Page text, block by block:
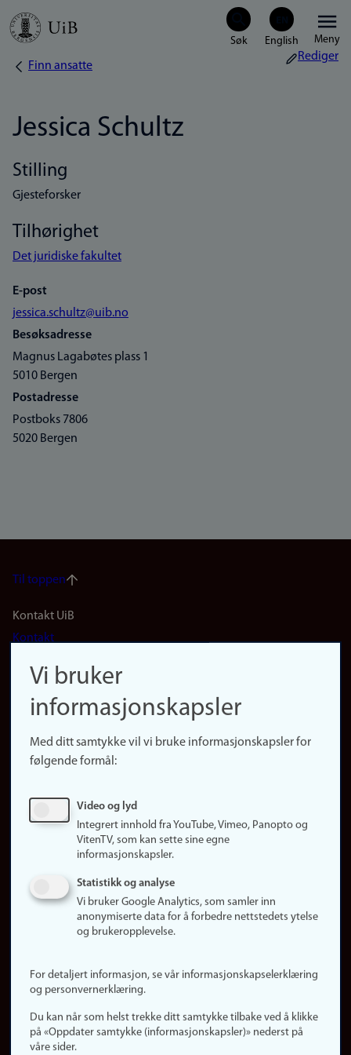
Hopp
Meny
Navigasjonssti
Finn ansatte
Rediger
Jessica Schultz
Stilling
Gjesteforsker
Tilhørighet
Det juridiske fakultet
E-post
jessica.schultz@uib.no
Besøksadresse
Magnus Lagabøtes plass 1
5010 Bergen
Postadresse
Postboks 7806
5020 Bergen
Til toppen
Footer
(no)
Kontakt UiB
Kontakt
Finn forsker
Presse
Finn studier
Ledige stillinger
Om nettstedet
Informasjonskapsler
Personvern
Logg inn
Vi bruker
informasjonskapsler
Med ditt samtykke vil vi bruke informasjonskapsler for
følgende formål:
Video og lyd
Integrert innhold fra YouTube, Vimeo, Panopto og
VitenTV, som kan sette sine egne
informasjonskapsler.
Statistikk og analyse
Vi bruker Google Analytics, som samler inn
anonymiserte data for å forbedre nettstedets ytelse
og brukeropplevelse.
For detaljert informasjon, se vår informasjonskapselerklæring
og personvernerklæring.
Du kan når som helst trekke ditt samtykke tilbake ved å klikke
på «Oppdater samtykke (informasjonskapsler)» nederst på
våre sider.